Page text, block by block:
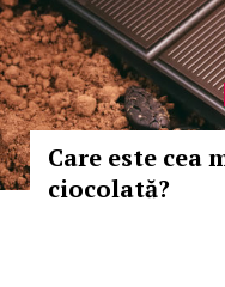
Care este cea
ciocolată?